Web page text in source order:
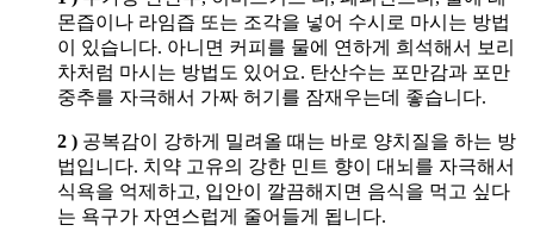
몬즙이나 라임즙 또는 조각을 넣어 수시로 마시는 방법
이 있습니다. 아니면 커피를 물에 연하게 희석해서 보리
차처럼 마시는 방법도 있어요. 탄산수는 포만감과 포만
중추를 자극해서 가짜 허기를 잠재우는데 좋습니다.
2 ) 공복감이 강하게 밀려올 때는 바로 양치질을 하는 방
법입니다. 치약 고유의 강한 민트 향이 대뇌를 자극해서
식욕을 억제하고, 입안이 깔끔해지면 음식을 먹고 싶다
는 욕구가 자연스럽게 줄어들게 됩니다.